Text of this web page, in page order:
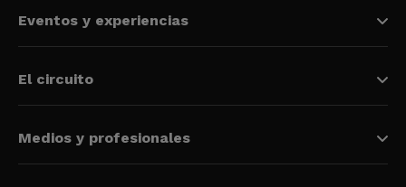
Eventos y experiencias
El circuito
Medios y profesionales